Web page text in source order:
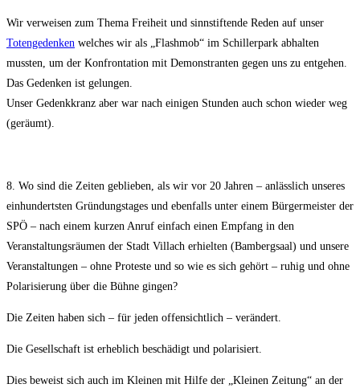
Wir verweisen zum Thema Freiheit und sinnstiftende Reden auf unser
Totengedenken welches wir als „Flashmob“ im Schillerpark abhalten
mussten, um der Konfrontation mit Demonstranten gegen uns zu entgehen.
Das Gedenken ist gelungen.
Unser Gedenkkranz aber war nach einigen Stunden auch schon wieder weg
(geräumt).
8. Wo sind die Zeiten geblieben, als wir vor 20 Jahren – anlässlich unseres
einhundertsten Gründungstages und ebenfalls unter einem Bürgermeister der
SPÖ – nach einem kurzen Anruf einfach einen Empfang in den
Veranstaltungsräumen der Stadt Villach erhielten (Bambergsaal) und unsere
Veranstaltungen – ohne Proteste und so wie es sich gehört – ruhig und ohne
Polarisierung über die Bühne gingen?
Die Zeiten haben sich – für jeden offensichtlich – verändert.
Die Gesellschaft ist erheblich beschädigt und polarisiert.
Dies beweist sich auch im Kleinen mit Hilfe der „Kleinen Zeitung“ an der